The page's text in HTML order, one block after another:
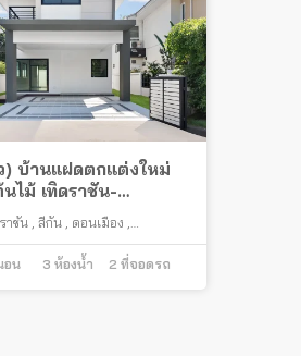
) บ้านแฝดตกแต่งใหม่
ไม้ เทิดราชัน-
ต่อเติมครบพร้อมอยู่
ล้สนามบินดอนเมือง
าชัน , สีกัน , ดอนเมือง ,
นคร
อน 3 ห้องน้ำ 2 ที่จอดรถ